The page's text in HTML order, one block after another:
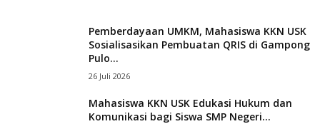
Pemberdayaan UMKM, Mahasiswa KKN USK
Sosialisasikan Pembuatan QRIS di Gampong
Pulo...
26 Juli 2026
Mahasiswa KKN USK Edukasi Hukum dan
Komunikasi bagi Siswa SMP Negeri...